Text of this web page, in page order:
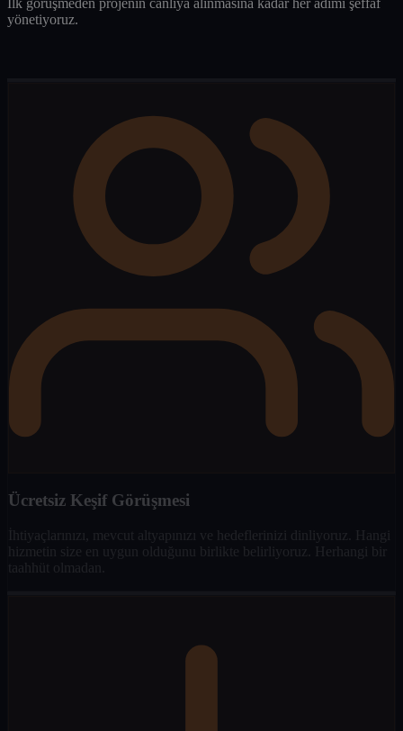
İlk görüşmeden projenin canlıya alınmasına kadar her adımı şeffaf
yönetiyoruz.
Ücretsiz Keşif Görüşmesi
İhtiyaçlarınızı, mevcut altyapınızı ve hedeflerinizi dinliyoruz. Hangi
hizmetin size en uygun olduğunu birlikte belirliyoruz. Herhangi bir
taahhüt olmadan.